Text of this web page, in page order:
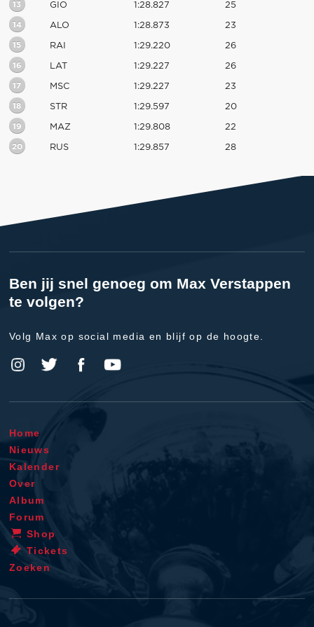
13 GIO 1:28.827 25
14 ALO 1:28.873 23
15 RAI 1:29.220 26
16 LAT 1:29.227 26
17 MSC 1:29.227 23
18 STR 1:29.597 20
19 MAZ 1:29.808 22
20 RUS 1:29.857 28
Ben jij snel genoeg om Max Verstappen
te volgen?
Volg Max op social media en blijf op de hoogte.
Home
Nieuws
Kalender
Over
Album
Forum
Shop
Tickets
Zoeken